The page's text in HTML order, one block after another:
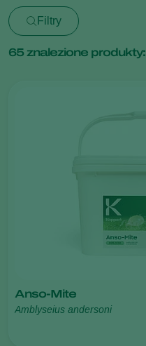
Filtry
65 znalezione produkty:
Anso-Mite
Amblyseius andersoni